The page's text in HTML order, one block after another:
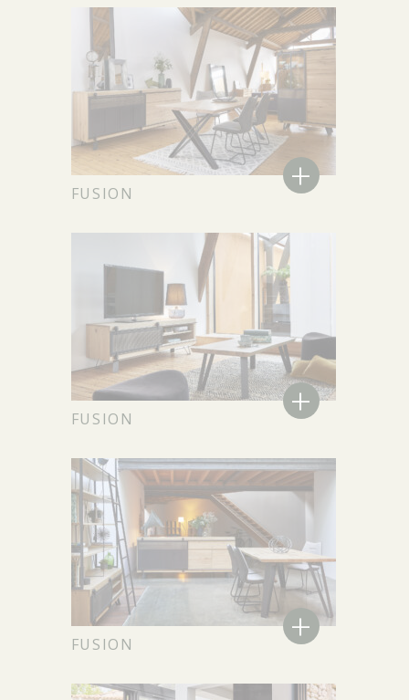
FUSION +
FUSION +
FUSION +